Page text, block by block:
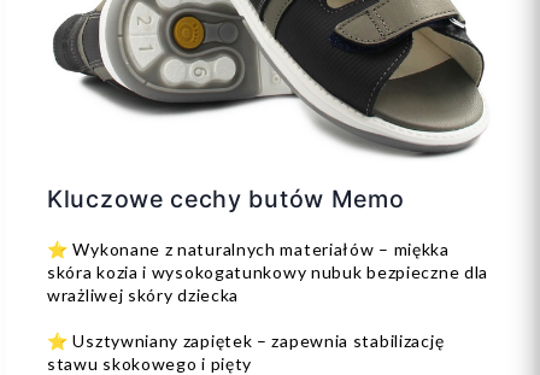
Kluczowe cechy butów Memo
⭐ Wykonane z naturalnych materiałów – miękka
skóra kozia i wysokogatunkowy nubuk bezpieczne dla
wrażliwej skóry dziecka
⭐ Usztywniany zapiętek – zapewnia stabilizację
stawu skokowego i pięty